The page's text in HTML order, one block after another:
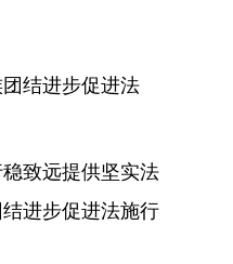
结进步促进法
致远提供坚实法
进步促进法施行